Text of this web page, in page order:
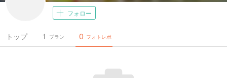
フォロー
トップ プラン
1 フォトレポ
0